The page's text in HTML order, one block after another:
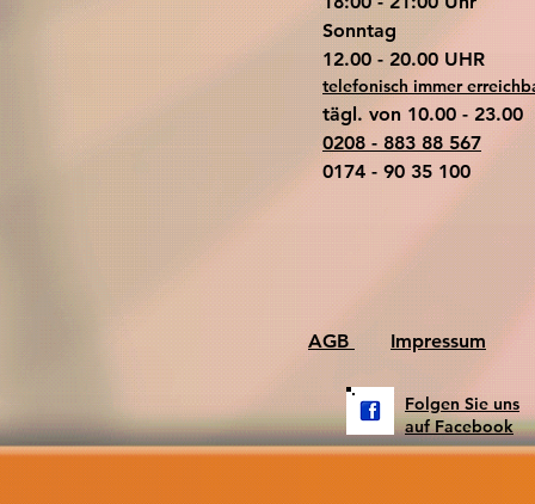
​Sonntag
​12.00 - 20.00 UHR
telefonisch immer
tägl. von 10.00 - 23.00
0208 - 883 88 567
0174 - 90 35 100
AGB Impressum
Folgen Sie uns
auf Facebook